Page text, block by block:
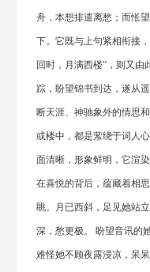
舟，本想排遣离愁；而怅
下。它既与上句紧相衔接
回时，月满西楼”，则又
踪，盼望锦书到达，遂从
断天涯、神驰象外的情思
或楼中，都是萦绕于词人
面清晰，形象鲜明，它渲
在喜悦的背后，蕴藏着相
眺。月已西斜，足见她站
深，愁更极。 盼望音讯的
难怪她不顾夜露浸凉，呆